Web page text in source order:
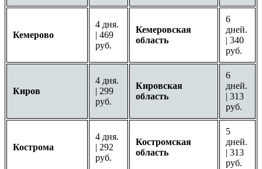
Кемерово
4 дня.
| 469
руб.
Кемеровская
область
6
дней.
| 340
руб.
Киров
4 дня.
| 299
руб.
Кировская
область
6
дней.
| 313
руб.
Кострома
4 дня.
| 292
руб.
Костромская
область
5
дней.
| 313
руб.